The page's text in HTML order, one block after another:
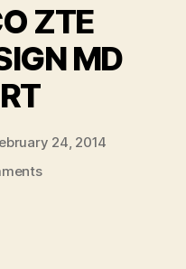
ZTE
MD
24, 2014
on